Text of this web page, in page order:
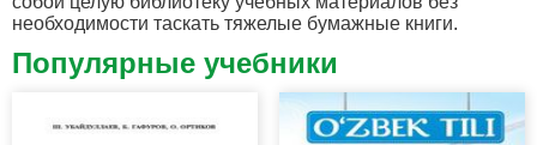
необходимости таскать тяжелые бумажные книги.
Популярные учебники